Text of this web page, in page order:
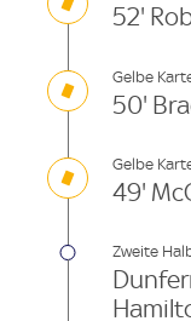
52'
Gelbe
50'
Gelbe
49'
Zweite